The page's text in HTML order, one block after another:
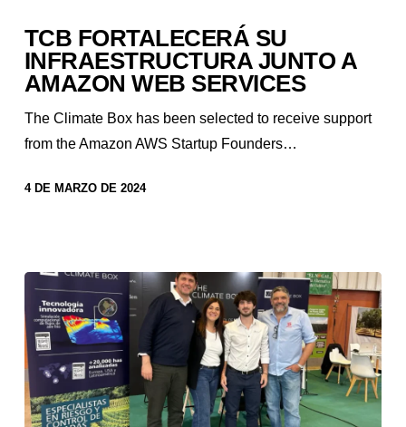
TCB FORTALECERÁ SU
INFRAESTRUCTURA JUNTO A
AMAZON WEB SERVICES
The Climate Box has been selected to receive support
from the Amazon AWS Startup Founders…
4 DE MARZO DE 2024